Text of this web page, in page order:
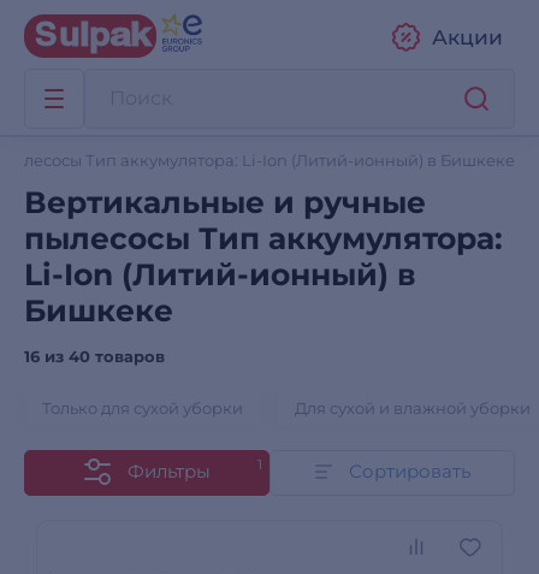
Акции
Тип аккумулятора: Li-Ion (Литий-ионный) в Бишкеке
Вертикальные и ручные
пылесосы Тип аккумулятора:
Li-Ion (Литий-ионный) в
Бишкеке
16 из 40 товаров
Только для сухой уборки Для сухой и влажной уборки
Фильтры 1 Сортировать